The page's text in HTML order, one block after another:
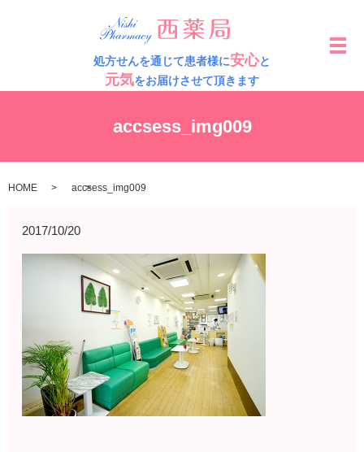
処方せんを通じて患者様に安心と
元気をお届けさせて頂きます
メ
accsess_img009
HOME accsess_img009
2017/10/20